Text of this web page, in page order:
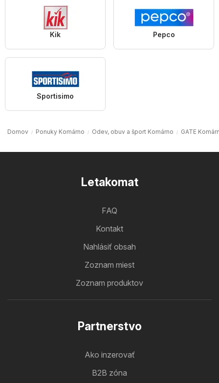
Kik Pepco
Sportisimo
Domov Ponuky Komárno Odev, obuv a šport Komárno GATE
Letakomat
FAQ
Kontakt
Nahlásiť obsah
Zoznam miest
Zoznam produktov
Partnerstvo
Ako inzerovať
B2B zóna